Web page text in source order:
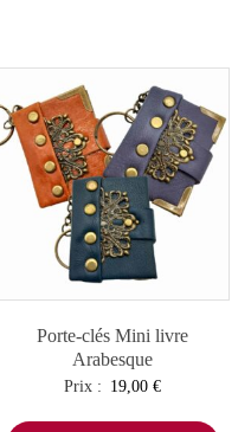
Porte-clés Mini livre
Arabesque
Prix : 19,00€